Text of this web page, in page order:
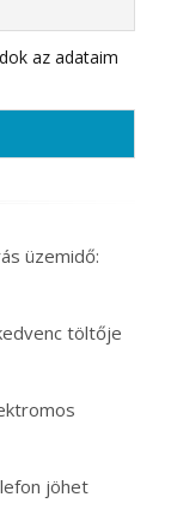
az adataim
üzemidő:
töltője
jöhet